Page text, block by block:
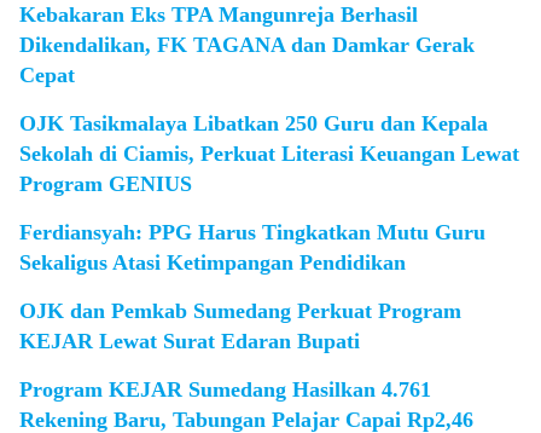
Kebakaran Eks TPA Mangunreja Berhasil
Dikendalikan, FK TAGANA dan Damkar Gerak
Cepat
OJK Tasikmalaya Libatkan 250 Guru dan Kepala
Sekolah di Ciamis, Perkuat Literasi Keuangan Lewat
Program GENIUS
Ferdiansyah: PPG Harus Tingkatkan Mutu Guru
Sekaligus Atasi Ketimpangan Pendidikan
OJK dan Pemkab Sumedang Perkuat Program
KEJAR Lewat Surat Edaran Bupati
Program KEJAR Sumedang Hasilkan 4.761
Rekening Baru, Tabungan Pelajar Capai Rp2,46